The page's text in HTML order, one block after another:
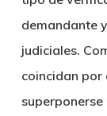
demandante
judiciales.
coincidan por